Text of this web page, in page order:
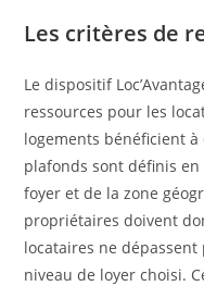
Les critères de
Le dispositif
ressources pour les
logements bénéficient
plafonds sont définis
foyer et de la zone
propriétaires doivent
locataires ne
niveau de loyer choisi.